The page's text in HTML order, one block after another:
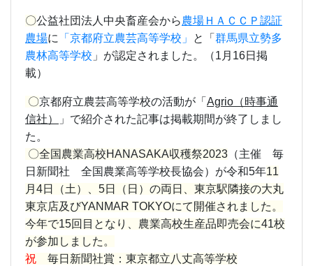
〇公益社団法人中央畜産会から農場ＨＡＣＣＰ認証
農場に 「京都府立農芸高等学校」 と「 群馬県立勢多
農林高等学校 」が認定されました。（1月16日掲
載）
〇京都府立農芸高等学校の活動が 「 Agrio（時事通
信社）
」 で紹介された記事は掲載期間が終了しまし
た。
〇全国農業高校HANASAKA収穫祭2023 （主催 毎
日新聞社 全国農業高等学校長協会）が令和5年11
月4日（土）、5日（日）の両日、東京駅隣接の大丸
東京店及びYANMAR TOKYOにて開催されました。
今年で15回目となり、農業高校生産品即売会に41校
が参加しました。
祝 毎日新聞社賞：東京都立八丈高等学校